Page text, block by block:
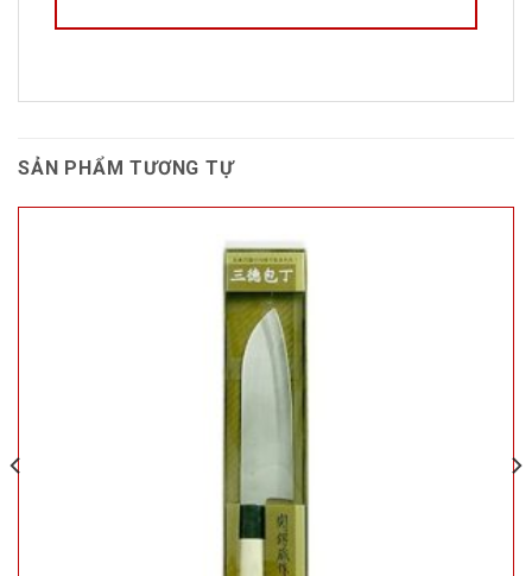
SẢN PHẨM TƯƠNG TỰ